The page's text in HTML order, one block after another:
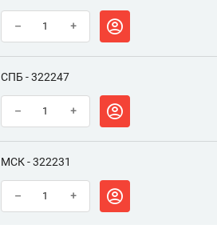
– +
СПБ - 322247
– +
МСК - 322231
– +